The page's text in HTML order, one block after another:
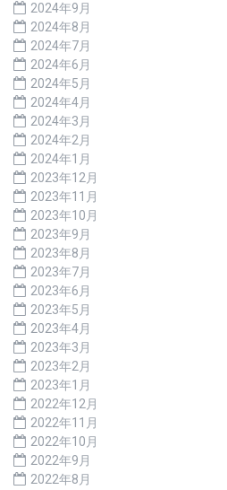
2024年9月
2024年8月
2024年7月
2024年6月
2024年5月
2024年4月
2024年3月
2024年2月
2024年1月
2023年12月
2023年11月
2023年10月
2023年9月
2023年8月
2023年7月
2023年6月
2023年5月
2023年4月
2023年3月
2023年2月
2023年1月
2022年12月
2022年11月
2022年10月
2022年9月
2022年8月